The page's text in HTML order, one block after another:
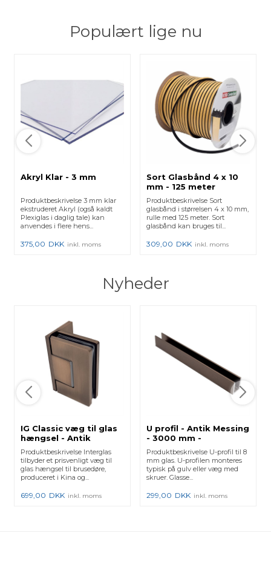
Populært lige nu
Akryl Klar - 3 mm
Produktbeskrivelse 3 mm klar
ekstruderet Akryl (også kaldt
Plexiglas i daglig tale) kan
anvendes i flere hens...
375,00 DKK inkl. moms
Sort Glasbånd 4 x 10
mm - 125 meter
Produktbeskrivelse Sort
glasbånd i størrelsen 4 x 10 mm,
rulle med 125 meter. Sort
glasbånd kan bruges til...
309,00 DKK inkl. moms
Nyheder
IG Classic væg til glas
hængsel - Antik
Messing - 1 stk.
Produktbeskrivelse Interglas
tilbyder et prisvenligt væg til
glas hængsel til brusedøre,
produceret i Kina og...
699,00 DKK inkl. moms
U profil - Antik Messing
- 3000 mm -
19x14,3x19x2 mm
Produktbeskrivelse U-profil til 8
mm glas. U-profilen monteres
typisk på gulv eller væg med
skruer. Glasse...
299,00 DKK inkl. moms